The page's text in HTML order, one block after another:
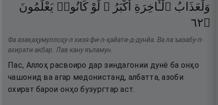
وَلَعَذَابُ ٱلْـَٔاخِرَةِ أَكْبَرُ ۚ لَوْ كَانُوا۟ يَعْلَمُونَ
۝٢٦
Фа азақаҳумуллоҳу-л хизя фи-л-ҳайати-д-дунйа. Ва ла ъазабу-л-
ахирати акбар. Лав кану яъламун.
Пас, Аллоҳ расвоиро дар зиндагонии дунё ба онҳо
чашонид ва агар медонистанд, албатта, азоби
охират барои онҳо бузургтар аст.